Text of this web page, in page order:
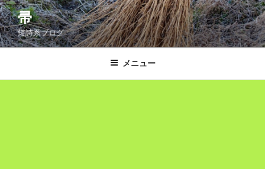
コ
ン
テ
ン
帚
短詩系ブログ
メニュー